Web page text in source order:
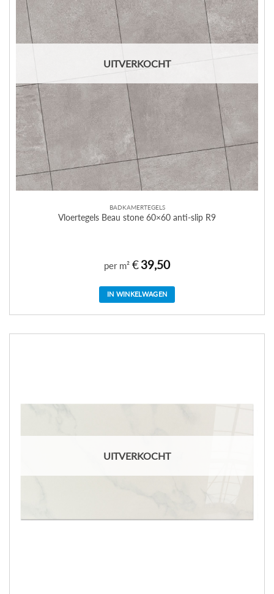
UITVERKOCHT
BADKAMERTEGELS
Vloertegels Beau stone 60×60 anti-slip R9
per m² €39,50
IN WINKELWAGEN
UITVERKOCHT